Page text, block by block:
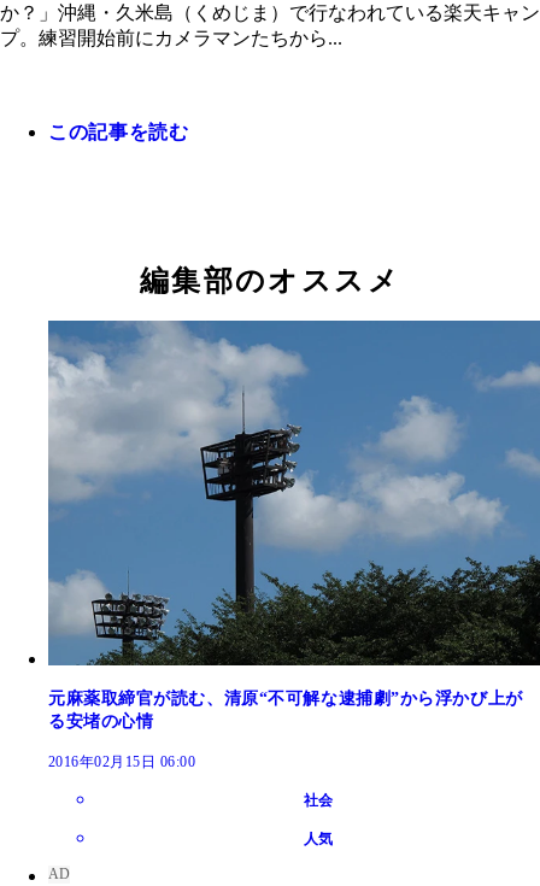
世主となるか！？
か？」沖縄・久米島（くめじま）で行なわれている楽天キャン
プ。練習開始前にカメラマンたちから...
この記事を読む
編集部のオススメ
元麻薬取締官が読む、清原“不可解な逮捕劇”から浮かび上が
る安堵の心情
2016年02月15日 06:00
社会
人気